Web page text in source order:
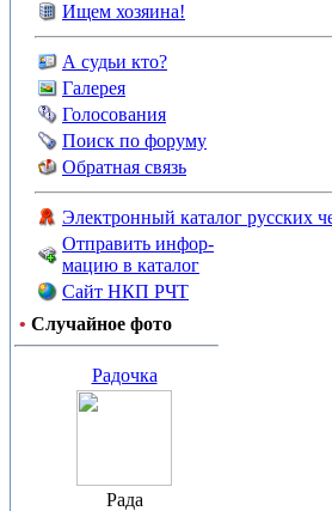
Ищем хозяина!
А судьи кто?
Галерея
Голосования
Поиск по форуму
Обратная связь
Электронный каталог русских
Отправить инфор-
мацию в каталог
Сайт НКП РЧТ
• Случайное фото
Радочка
Рада